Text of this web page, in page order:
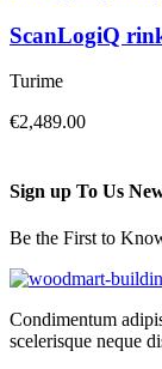
ScanLogiQ
Turime
€2,489.00
Sign up To Us
Be the First to
Condimentum
scelerisque neque